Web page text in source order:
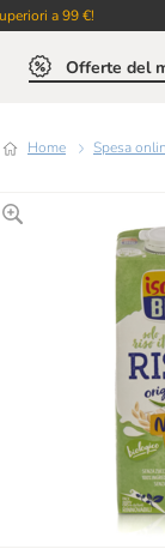
a 99 €!
Offerte del
Home Spesa